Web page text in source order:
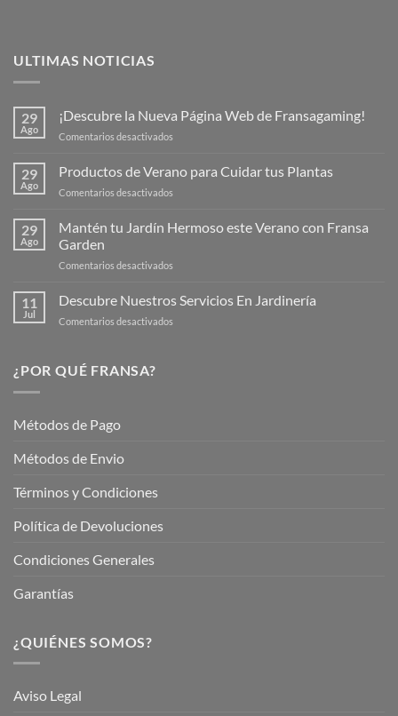
ULTIMAS NOTICIAS
29
Ago
¡Descubre la Nueva Página Web de Fransagaming!
Comentarios desactivados
Nueva
de
29
Ago
Productos de Verano para Cuidar tus Plantas
Comentarios desactivados
de
Verano
Plantas
29
Ago
Mantén tu Jardín Hermoso este Verano con Fransa
Garden
Comentarios desactivados
tu
Jardín
11
Jul
Descubre Nuestros Servicios En Jardinería
Comentarios desactivados
¿POR QUÉ FRANSA?
Métodos de Pago
Métodos de Envio
Términos y Condiciones
Política de Devoluciones
Condiciones Generales
Garantías
¿QUIÉNES SOMOS?
Aviso Legal